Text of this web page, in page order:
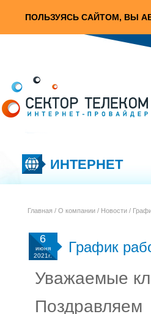
ПОЛЬЗУЯСЬ САЙТОМ, ВЫ
ИНТЕРНЕТ
Главная / О компании / Новости /
6
июня
2021г.
График
Уважаемые